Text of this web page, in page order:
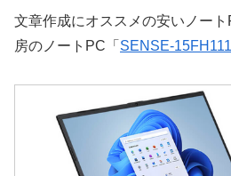
文章作成にオススメの安いノー
房のノートPC「 SENSE-